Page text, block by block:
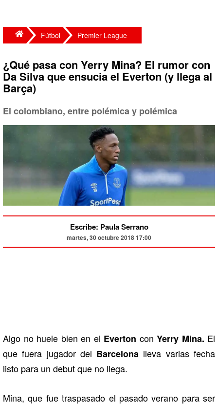
Fútbol Premier League
¿Qué pasa con Yerry Mina? El rumor con
Da Silva que ensucia el Everton (y llega al
Barça)
El colombiano, entre polémica y polémica
Escribe: Paula Serrano
martes, 30 octubre 2018 17:00
Algo no huele bien en el Everton con Yerry Mina. El
que fuera jugador del Barcelona lleva varias fecha
listo para un debut que no llega.
Mina, que fue traspasado el pasado verano para ser